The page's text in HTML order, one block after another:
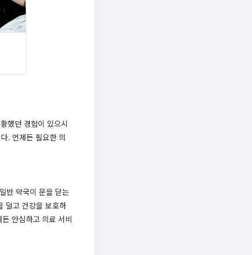
했던 경험이 있으시
. 언제든 필요한 의
반 약국이 문을 닫는
덜고 건강을 보호하
안심하고 의료 서비